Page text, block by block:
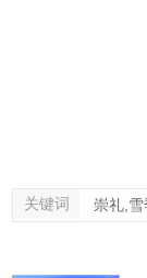
关键词 崇礼,